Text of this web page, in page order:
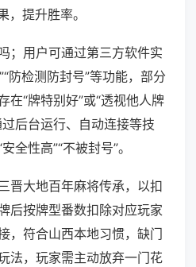
，提升胜率。
；用户可通过第三方软件实
防检测防封号”等功能，部分
在“牌特别好”或“透视他人牌
后台运行、自动连接等技
全性高”“不被封号”。
晋大地百年麻将传承，以扣
后按牌型番数扣除对应玩家
，符合山西本地习惯，缺门
法，玩家需主动放弃一门花